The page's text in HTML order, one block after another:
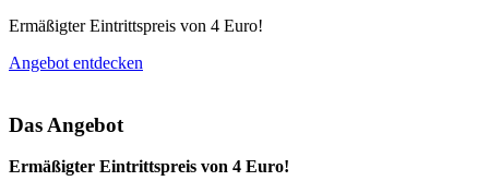
Ermäßigter Eintrittspreis von 4 Euro!
Angebot entdecken
Das Angebot
Ermäßigter Eintrittspreis von 4 Euro!